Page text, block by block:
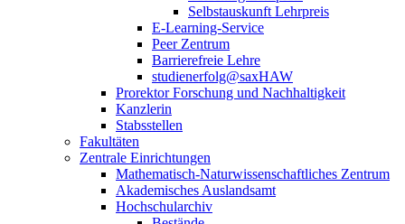
Selbstauskunft Lehrpreis
E-Learning-Service
Peer Zentrum
Barrierefreie Lehre
studienerfolg@saxHAW
Prorektor Forschung und Nachhaltigkeit
Kanzlerin
Stabsstellen
Fakultäten
Zentrale Einrichtungen
Mathematisch-Naturwissenschaftliches Zentrum
Akademisches Auslandsamt
Hochschularchiv